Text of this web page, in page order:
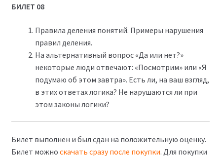
БИЛЕТ 08
Правила деления понятий. Примеры нарушения
правил деления.
На альтернативный вопрос «Да или нет?»
некоторые люди отвечают: «Посмотрим» или «Я
подумаю об этом завтра». Есть ли, на ваш взгляд,
в этих ответах логика? Не нарушаются ли при
этом законы логики?
Билет выполнен и был сдан на положительную оценку.
Билет можно скачать сразу после покупки. Для покупки